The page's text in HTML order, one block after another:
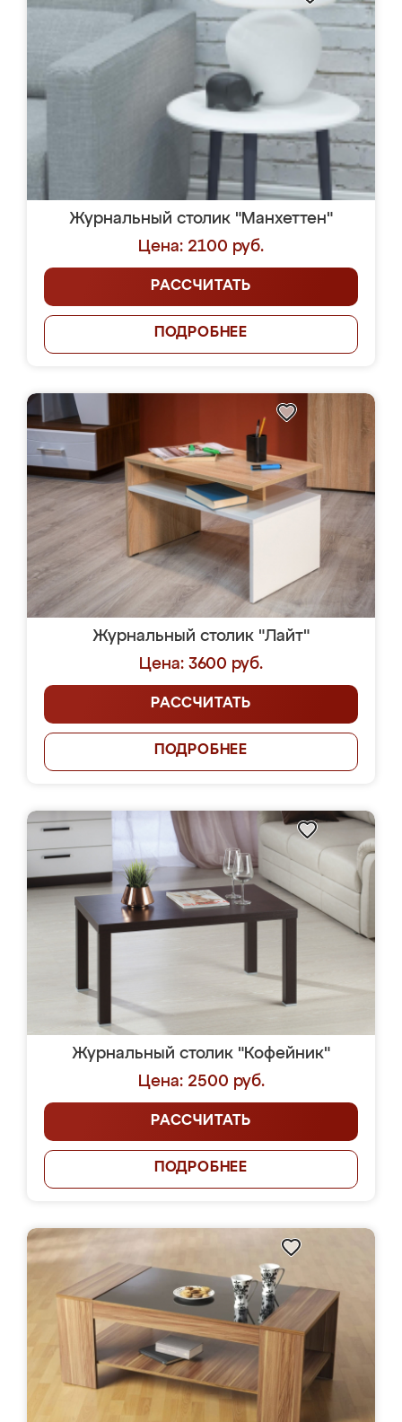
Журнальный столик "Манхеттен"
Цена: 2100 руб.
РАССЧИТАТЬ
ПОДРОБНЕЕ
Журнальный столик "Лайт"
Цена: 3600 руб.
РАССЧИТАТЬ
ПОДРОБНЕЕ
Журнальный столик "Кофейник"
Цена: 2500 руб.
РАССЧИТАТЬ
ПОДРОБНЕЕ